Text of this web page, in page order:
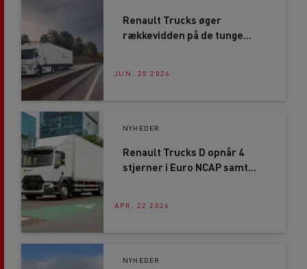
Renault Trucks øger
rækkevidden på de tunge
JUN. 25 2026
NYHEDER
Renault Trucks D opnår 4
stjerner i Euro NCAP samt
APR. 22 2026
NYHEDER